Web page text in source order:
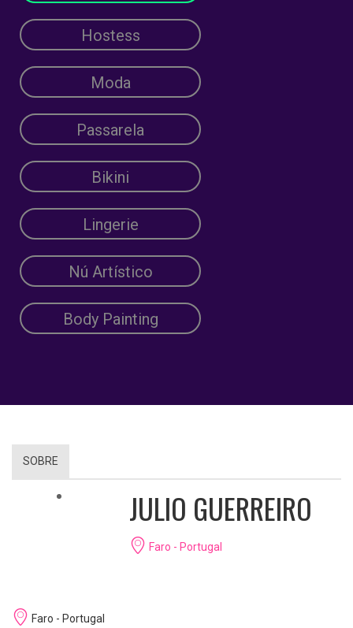
Hostess
Moda
Passarela
Bikini
Lingerie
Nú Artístico
Body Painting
SOBRE
JULIO GUERREIRO
Faro - Portugal
Faro - Portugal